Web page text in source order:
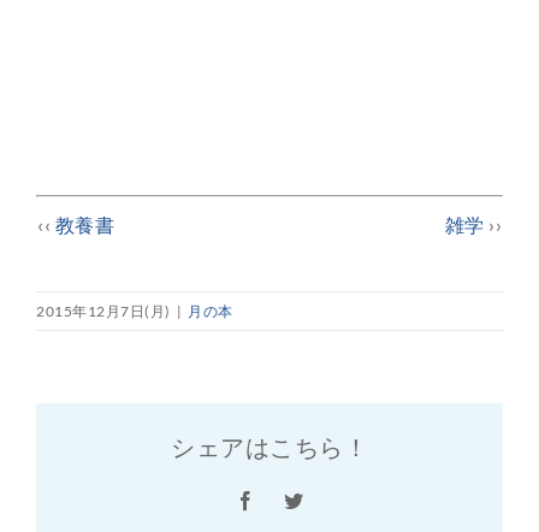
‹‹ 教養書 雑学 ››
2015年12月7日(月) | 月の本
シェアはこちら！
FacebookTwitter